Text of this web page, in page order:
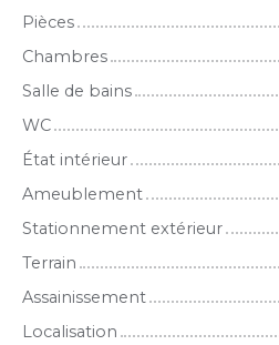
Pièces
Chambres
Salle de bains
WC
État intérieur
Ameublement
Stationnement extérieur
Terrain
Assainissement
Localisation